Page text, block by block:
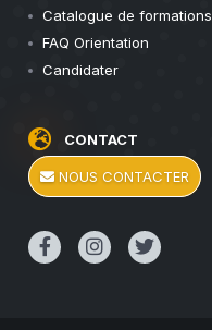
Catalogue de formations
FAQ Orientation
Candidater
CONTACT
NOUS CONTACTER